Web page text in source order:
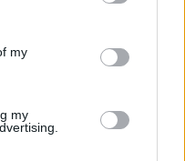
its third-party tags to
in below Google
my
my